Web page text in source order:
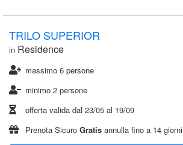
TRILO SUPERIOR
in Residence
massimo 6 persone
minimo 2 persone
offerta valida dal 23/05 al 19/09
Prenota Sicuro Gratis annulla fino a 14 giorni